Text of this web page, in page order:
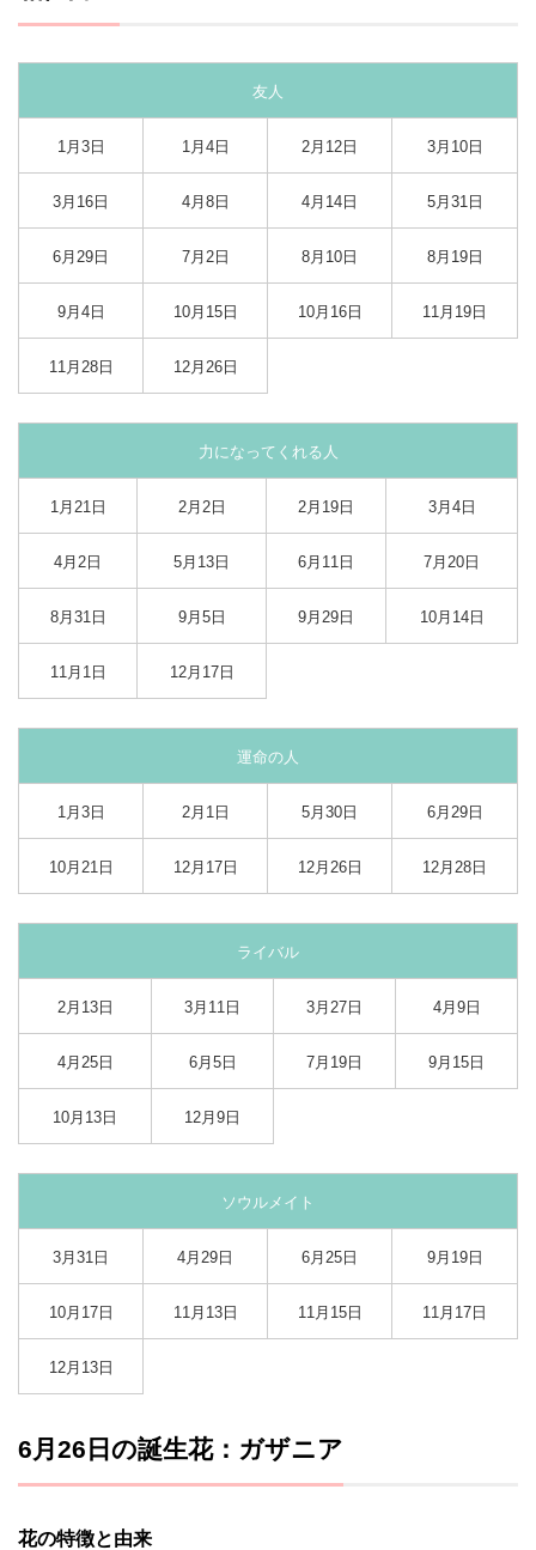
友人
1月3日 1月4日 2月12日 3月10日
3月16日 4月8日 4月14日 5月31日
6月29日 7月2日 8月10日 8月19日
9月4日 10月15日 10月16日 11月19日
11月28日 12月26日
力になってくれる人
1月21日 2月2日 2月19日 3月4日
4月2日 5月13日 6月11日 7月20日
8月31日 9月5日 9月29日 10月14日
11月1日 12月17日
運命の人
1月3日 2月1日 5月30日 6月29日
10月21日 12月17日 12月26日 12月28日
ライバル
2月13日 3月11日 3月27日 4月9日
4月25日 6月5日 7月19日 9月15日
10月13日 12月9日
ソウルメイト
3月31日 4月29日 6月25日 9月19日
10月17日 11月13日 11月15日 11月17日
12月13日
6月26日の誕生花：ガザニア
花の特徴と由来